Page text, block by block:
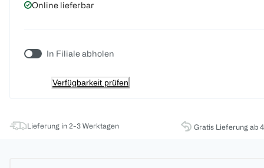
Online lieferbar
In Filiale abholen
Verfügbarkeit prüfen
Lieferung in 2-3 Werktagen Gratis Lieferung ab